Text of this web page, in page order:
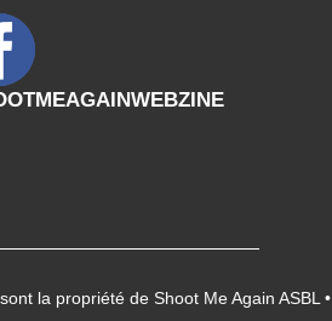
la propriété de Shoot Me Again ASBL •